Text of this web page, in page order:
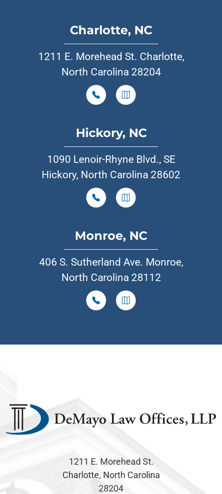
Charlotte, NC
1211 E. Morehead St. Charlotte,
North Carolina 28204
Hickory, NC
1090 Lenoir-Rhyne Blvd., SE
Hickory, North Carolina 28602
Monroe, NC
406 S. Sutherland Ave. Monroe,
North Carolina 28112
1211 E. Morehead St.
Charlotte, North Carolina
28204